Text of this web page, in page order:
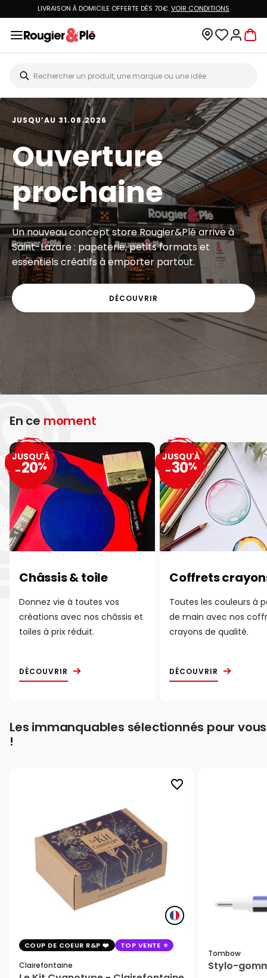
LIVRAISON À DOMICILE OFFERTE DÈS 70€.VOIR CONDITIONS
JUSQU’AU 31.08.2026
Ouverture
prochaine
Un nouveau concept store Rougier&Plé arrive à
Saint-Lazare : papeterie, petits formats et
essentiels créatifs à emporter partout.
DÉCOUVRIR
En ce moment
Châssis & toile
Donnez vie à toutes vos
créations avec nos châssis et
toiles à prix réduit.
DÉCOUVRIR
JUSQU'À
-20%
Coffrets
Toutes les couleurs à
de main avec nos
crayons de qualité.
DÉCOUVRIR
JUSQU'À
-30%
Les immanquables sélectionnés pour vous
!
favorite_border
COUP DE COEUR R&P TOP VENTE
Clairefontaine
Tombow
Stylo-